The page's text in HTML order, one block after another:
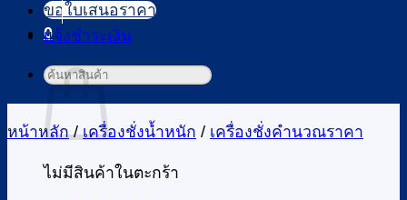
0
ไม่มีสินค้าในตะกร้า
ขอใบเสนอราคา
แจ้งชำระเงิน
ค้นหา:
หน้าหลัก / เครื่องชั่งน้ำหนัก / เครื่องชั่งคำนวณราคา